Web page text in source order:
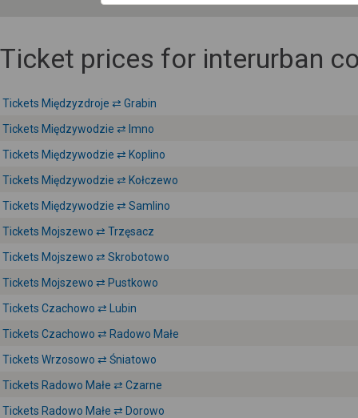
Ticket prices for interurban
Tickets Międzyzdroje ⇄ Grabin
Tickets Międzywodzie ⇄ Imno
Tickets Międzywodzie ⇄ Koplino
Tickets Międzywodzie ⇄ Kołczewo
Tickets Międzywodzie ⇄ Samlino
Tickets Mojszewo ⇄ Trzęsacz
Tickets Mojszewo ⇄ Skrobotowo
Tickets Mojszewo ⇄ Pustkowo
Tickets Czachowo ⇄ Lubin
Tickets Czachowo ⇄ Radowo Małe
Tickets Wrzosowo ⇄ Śniatowo
Tickets Radowo Małe ⇄ Czarne
Tickets Radowo Małe ⇄ Dorowo